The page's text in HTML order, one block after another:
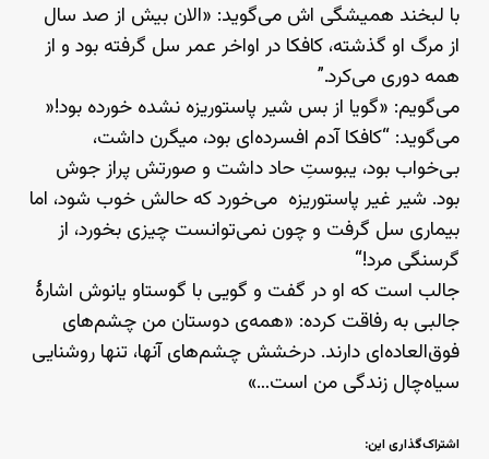
با لبخند همیشگی اش می‌گوید: «الان بیش از صد سال
از مرگ او گذشته، کافکا در اواخر عمر سل گرفته بود و از
همه دوری می‌کرد.”
می‌گویم: «گویا از بس شیر پاستوریزه نشده خورده بود!«
می‌گوید: “کافکا آدم افسرده‌ای بود، میگرن داشت،
بی‌خواب بود، یبوستِ حاد داشت و صورتش پراز جوش
بود. شیر غیر پاستوریزه می‌خورد که حالش خوب شود، اما
بیماری سل گرفت و چون نمی‌توانست چیزی بخورد، از
گرسنگی مرد!“
جالب است که او در گفت و گویی با گوستاو یانوش اشارهٔ
جالبی به رفاقت کرده: «همه‌ی دوستان من چشم‌های
فوق‌العاده‌ای دارند. درخشش چشم‌های آنها، تنها روشنایی
سیاه‌چال زندگی من است…»
اشتراک‌گذاری این: